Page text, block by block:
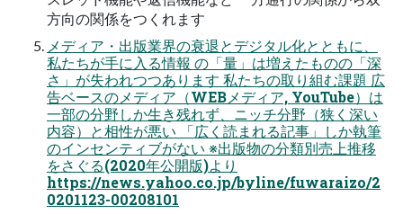
方向の関係をつくれます
メディア・出版業界の衰退とデジタル化とともに、
私たちが手に入る情報 の「量」は増えたものの「深
さ」が失われつつあります 私たちの取り組む課題 広
告ベースのメディア（WEBメディア, YouTube）は
一部の分野しか生き残れず、ニッチ分野（狭く深い
内容）と相性が悪い 「広く読まれる記事」しか執筆
のインセンティブがない ※出版物の分類別売上推移
をさぐる(2020年公開版)より
https://news.yahoo.co.jp/byline/fuwaraizo/2
0201123-00208101